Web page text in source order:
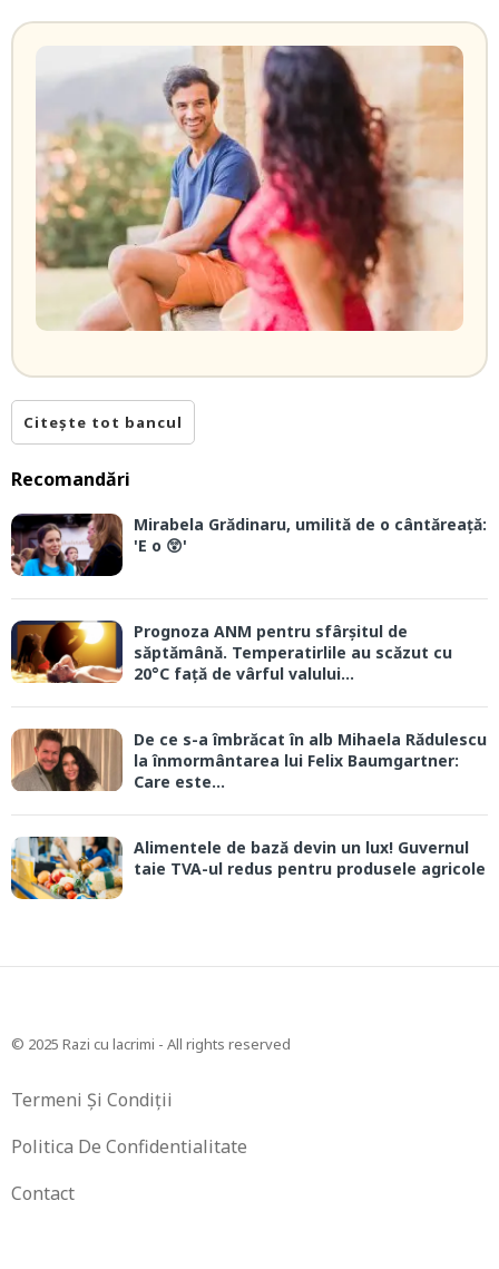
Citește tot bancul
Recomandări
Mirabela Grădinaru, umilită de o cântăreață:
'E o 😲'
Prognoza ANM pentru sfârșitul de
săptămână. Temperatirlile au scăzut cu
20°C față de vârful valului...
De ce s-a îmbrăcat în alb Mihaela Rădulescu
la înmormântarea lui Felix Baumgartner:
Care este...
Alimentele de bază devin un lux! Guvernul
taie TVA-ul redus pentru produsele agricole
© 2025 Razi cu lacrimi - All rights reserved
Termeni Și Condiții
Politica De Confidentialitate
Contact